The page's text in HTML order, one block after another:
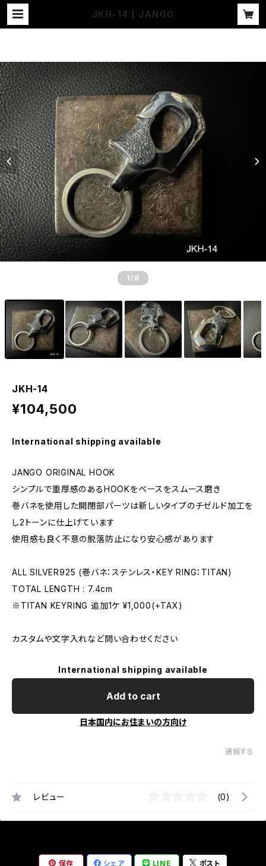
JKH-14 | JANGO
1 /8
JKH-14
¥104,500
International shipping available
JANGO ORIGINAL HOOK
シンプルで重厚感のあるHOOKをベースをスムース磨き
巻バネを使用した開閉部パーツは新しいタイプのチゼルド加工を
し2トーンに仕上げています
使用感も良く不意の脱落防止になり安心感があります
ALL SILVER925 (巻バネ：ステンレス・KEY RING：TITAN)
TOTAL LENGTH : 7.4cm
※TITAN KEYRING 追加1ケ ¥1,000(+TAX)
カスタムや文字入れなど問い合わせください
International shipping available
Add to cart
日本国内にお住まいの方向け
通報する
レビュー (0)
保存 シェア LINE ポスト